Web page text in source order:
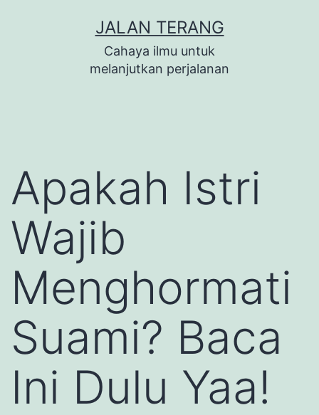
JALAN TERANG
Cahaya ilmu untuk
melanjutkan perjalanan
Apakah Istri
Wajib
Menghormati
Suami? Baca
Ini Dulu Yaa!